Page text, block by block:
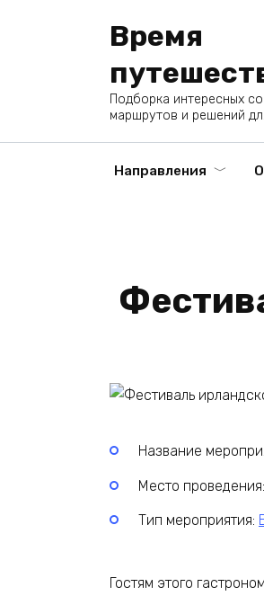
Время
Подборка интересных
маршрутов и решений
Направления
Название
Место проведения:
Тип мероприятия:
Гостям этого